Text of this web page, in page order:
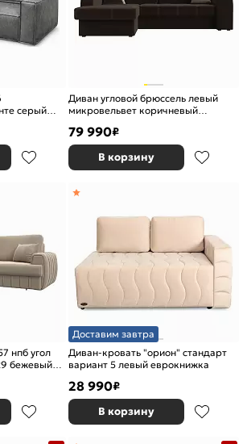
серый
Диван угловой брюссель левый
микровельвет коричневый
79 990₽
В корзину
нпб угол
бежевый
Доставим завтра
Диван-кровать "орион" стандарт
вариант 5 левый еврокнижка
28 990₽
В корзину